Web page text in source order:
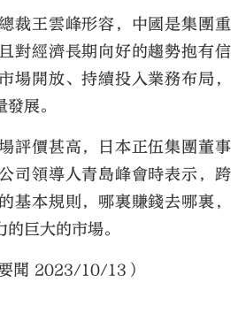
裁王雲峰形容，中國是集團重
對經濟長期向好的趨勢抱有信
場開放、持續投入業務布局，
展。
評價甚高，日本正伍集團董事
司領導人青島峰會時表示，跨
基本規則，哪裏賺錢去哪裏，
巨大的市場。
聞 2023/10/13）